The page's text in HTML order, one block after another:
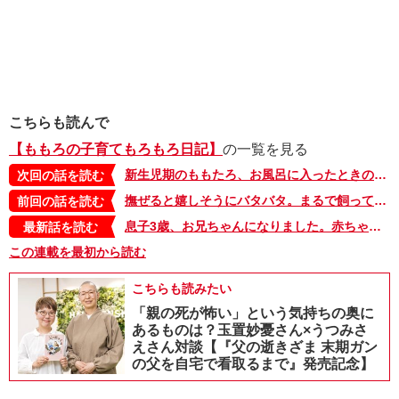
こちらも読んで
【ももろの子育てもろもろ日記】 の一覧を見る
次回の話を読む
新生児期のももたろ、お風呂に入ったときの反応は？【ももろの子育てもろもろ日記・8】
前回の話を読む
撫ぜると嬉しそうにバタバタ。まるで飼っていた子犬みたい！【ももろの子育てもろもろ日記・6】
最新話を読む
息子3歳、お兄ちゃんになりました。赤ちゃんにまずしたことは…【ももろの子育てもろもろ日記・最終回】
この連載を最初から読む
こちらも読みたい
「親の死が怖い」という気持ちの奥に
あるものは？玉置妙憂さん×うつみさ
えさん対談【『父の逝きざま 末期ガン
の父を自宅で看取るまで』発売記念】